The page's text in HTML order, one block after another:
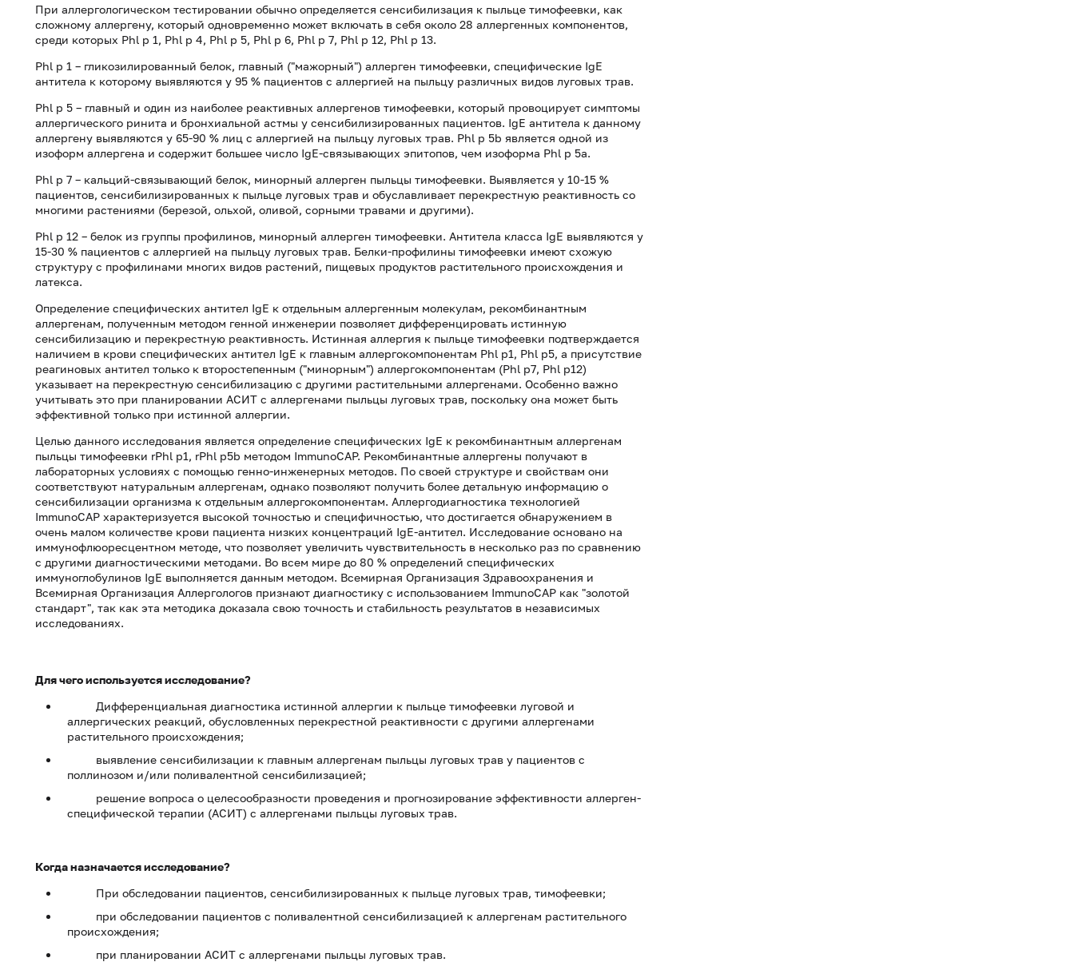
При аллергологическом тестировании обычно определяется сенсибилизация к пыльце тимофеевки, как
сложному аллергену, который одновременно может включать в себя около 28 аллергенных компонентов,
среди которых Phl p 1, Phl p 4, Phl p 5, Phl p 6, Phl p 7, Phl p 12, Phl p 13.
Phl p 1 – гликозилированный белок, главный ("мажорный") аллерген тимофеевки, специфические IgE
антитела к которому выявляются у 95 % пациентов с аллергией на пыльцу различных видов луговых трав.
Phl p 5 – главный и один из наиболее реактивных аллергенов тимофеевки, который провоцирует симптомы
аллергического ринита и бронхиальной астмы у сенсибилизированных пациентов. IgE антитела к данному
аллергену выявляются у 65-90 % лиц с аллергией на пыльцу луговых трав. Phl p 5b является одной из
изоформ аллергена и содержит большее число IgE-связывающих эпитопов, чем изоформа Phl p 5а.
Phl p 7 – кальций-связывающий белок, минорный аллерген пыльцы тимофеевки. Выявляется у 10-15 %
пациентов, сенсибилизированных к пыльце луговых трав и обуславливает перекрестную реактивность со
многими растениями (березой, ольхой, оливой, сорными травами и другими).
Phl p 12 – белок из группы профилинов, минорный аллерген тимофеевки. Антитела класса IgE выявляются у
15-30 % пациентов с аллергией на пыльцу луговых трав. Белки-профилины тимофеевки имеют схожую
структуру с профилинами многих видов растений, пищевых продуктов растительного происхождения и
латекса.
Определение специфических антител IgE к отдельным аллергенным молекулам, рекомбинантным
аллергенам, полученным методом генной инженерии позволяет дифференцировать истинную
сенсибилизацию и перекрестную реактивность. Истинная аллергия к пыльце тимофеевки подтверждается
наличием в крови специфических антител IgE к главным аллергокомпонентам Phl p1, Phl p5, а присутствие
реагиновых антител только к второстепенным ("минорным") аллергокомпонентам (Phl p7, Phl p12)
указывает на перекрестную сенсибилизацию с другими растительными аллергенами. Особенно важно
учитывать это при планировании АСИТ с аллергенами пыльцы луговых трав, поскольку она может быть
эффективной только при истинной аллергии.
Целью данного исследования является определение специфических IgE к рекомбинантным аллергенам
пыльцы тимофеевки rPhl p1, rPhl p5b методом ImmunoCAP. Рекомбинантные аллергены получают в
лабораторных условиях с помощью генно-инженерных методов. По своей структуре и свойствам они
соответствуют натуральным аллергенам, однако позволяют получить более детальную информацию о
сенсибилизации организма к отдельным аллергокомпонентам. Аллергодиагностика технологией
ImmunoCAP характеризуется высокой точностью и специфичностью, что достигается обнаружением в
очень малом количестве крови пациента низких концентраций IgE-антител. Исследование основано на
иммунофлюоресцентном методе, что позволяет увеличить чувствительность в несколько раз по сравнению
с другими диагностическими методами. Во всем мире до 80 % определений специфических
иммуноглобулинов IgE выполняется данным методом. Всемирная Организация Здравоохранения и
Всемирная Организация Аллергологов признают диагностику с использованием ImmunoCAP как "золотой
стандарт", так как эта методика доказала свою точность и стабильность результатов в независимых
исследованиях.
Для чего используется исследование?
Дифференциальная диагностика истинной аллергии к пыльце тимофеевки луговой и
аллергических реакций, обусловленных перекрестной реактивности с другими аллергенами
растительного происхождения;
выявление сенсибилизации к главным аллергенам пыльцы луговых трав у пациентов с
поллинозом и/или поливалентной сенсибилизацией;
решение вопроса о целесообразности проведения и прогнозирование эффективности аллерген-
специфической терапии (АСИТ) с аллергенами пыльцы луговых трав.
Когда назначается исследование?
При обследовании пациентов, сенсибилизированных к пыльце луговых трав, тимофеевки;
при обследовании пациентов с поливалентной сенсибилизацией к аллергенам растительного
происхождения;
при планировании АСИТ с аллергенами пыльцы луговых трав.